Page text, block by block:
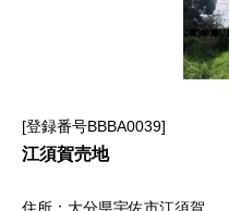
登録番号BBBA0039
江須賀売地